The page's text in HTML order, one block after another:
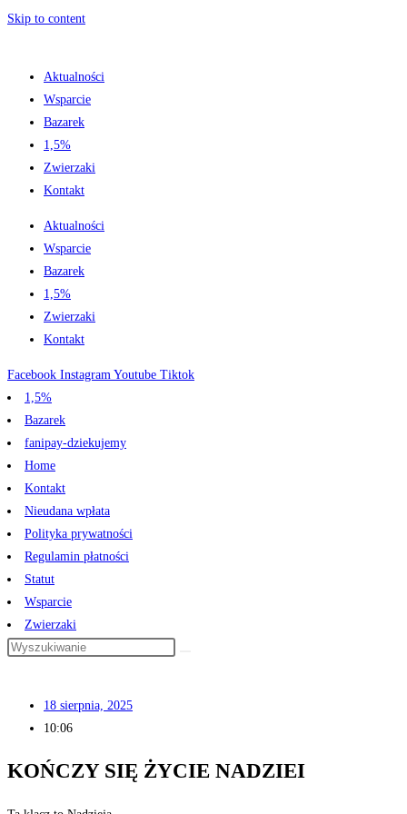
Skip to content
Aktualności
Wsparcie
Bazarek
1,5%
Zwierzaki
Kontakt
Aktualności
Wsparcie
Bazarek
1,5%
Zwierzaki
Kontakt
Facebook Instagram Youtube Tiktok
1,5%
Bazarek
fanipay-dziekujemy
Home
Kontakt
Nieudana wpłata
Polityka prywatności
Regulamin płatności
Statut
Wsparcie
Zwierzaki
18 sierpnia, 2025
10:06
KOŃCZY SIĘ ŻYCIE NADZIEI